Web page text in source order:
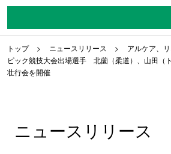
トップ ニュースリリース
アルケア、
ピック競技大会出場選手 北薗（柔道）、山田（
壮行会を開催
ニュースリリース